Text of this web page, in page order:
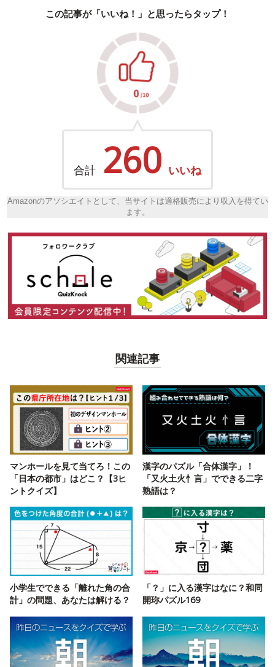
この記事が「いいね！」と思ったらタップ！
合計 260 いいね
Amazonのアソシエイトとして、当サイトは適格販売により収入を得てい
ます。
関連記事
マンホールを見て当てろ！この
「日本の都市」はどこ？【3ヒ
ントクイズ】
漢字のパズル「合体漢字」！
「又火土火忄言」でできる二字
熟語は？
小学生でできる「離れた角の合
計」の問題、あなたは解ける？
「？」に入る漢字はなに？和同
開珎パズル169